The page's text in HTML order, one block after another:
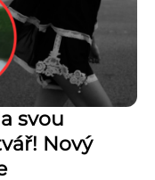
svou
Nový